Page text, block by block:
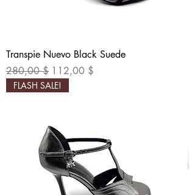
Transpie Nuevo Black Suede
Обычная цена
280,00 $ Цена со скидкой
112,00 $
FLASH SALE!